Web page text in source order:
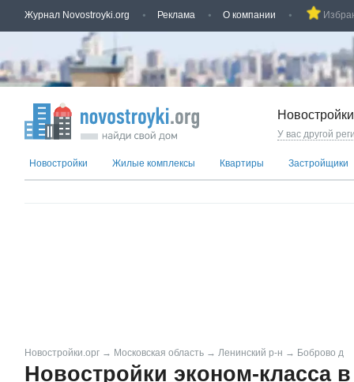
Журнал Novostroyki.org Реклама О компании
У вас другой
Новостройки Жилые комплексы Квартиры Застройщики
Новостройки.орг → Московская область → Ленинский р-н → Боброво д
Новостройки эконом-класса